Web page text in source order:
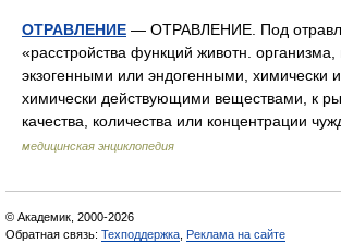
ОТРАВЛЕНИЕ — ОТРАВЛЕНИЕ. Под
«расстройства функций животн.
экзогенными или эндогенными, химически
химически действующими веществами, к
качества, количества или концентрации
медицинская энциклопедия
© Академик, 2000-2026
Обратная связь: Техподдержка Реклама на сайте